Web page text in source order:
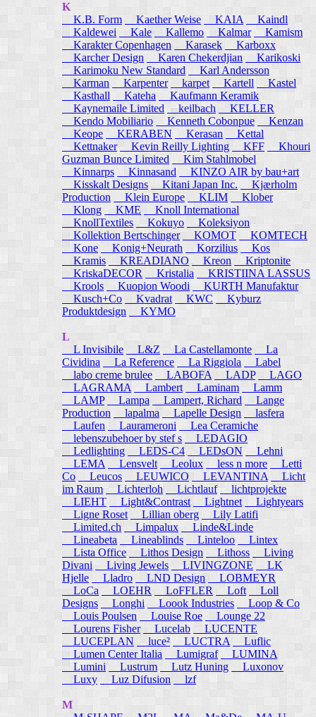
K
K.B. Form
Kaether Weise KAIA
Kaindl
Kaldewei
Kale Kallemo Kalmar
Kamism
Karakter Copenhagen
Karasek
Karboxx
Karcher Design
Karen Chekerdjian
Karikoski
Karimoku New Standard
Karl Andersson
Karman
Karpenter karpet Kartell
Kastel
Kasthall
Kateha
Kaufmann Keramik
Kaynemaile Limited keilbach
KELLER
Kendo Mobiliario
Kenneth Cobonpue
Kenzan
Keope
KERABEN Kerasan
Kettal
Kettnaker Kevin Reilly Lighting KFF
Khouri
Guzman Bunce Limited
Kim Stahlmobel
Kinnarps
Kinnasand
KINZO AIR by bau+art
Kisskalt Designs
Kitani Japan Inc.
Kjærholm
Production
Klein Europe KLIM
Klober
Klong
KME
Knoll International
KnollTextiles
Kokuyo
Koleksiyon
Kollektion Bertschinger KOMOT
KOMTECH
Kone
Konig+Neurath Korzilius
Kos
Kramis
KREADIANO Kreon
Kriptonite
KriskaDECOR
Kristalia
KRISTIINA LASSUS
Krools
Kuopion Woodi
KURTH Manufaktur
Kusch+Co
Kvadrat KWC
Kyburz
Produktdesign
KYMO
L
L Invisibile
L&Z La Castellamonte
La
Cividina
La Reference La Riggiola
Label
labo creme brulee
LABOFA LADP
LAGO
LAGRAMA
Lambert Laminam
Lamm
LAMP
Lampa Lampert, Richard
Lange
Production
lapalma Lapelle Design
lasfera
Laufen
Laurameroni
Lea Ceramiche
lebenszubehoer by stef s
LEDAGIO
Ledlighting
LEDS-C4 LEDsON
Lehni
LEMA
Lensvelt Leolux less n more
Letti
Co
Leucos LEUWICO LEVANTINA
Licht
im Raum
Lichterloh Lichtlauf lichtprojekte
LIEHT
Light&Contrast Lightnet
Lightyears
Ligne Roset
Lillian oberg
Lily Latifi
Limited.ch
Limpalux
Linde&Linde
Lineabeta
Lineablinds Linteloo
Lintex
Lista Office Lithos Design Lithoss
Living
Divani
Living Jewels LIVINGZONE
LK
Hjelle
Lladro LND Design
LOBMEYR
LoCa
LOEHR LoFFLER Loft
Loll
Designs
Longhi Loook Industries
Loop & Co
Louis Poulsen
Louise Roe
Lounge 22
Lourens Fisher
Lucelab
LUCENTE
LUCEPLAN
luce² LUCTRA
Luflic
Lumen Center Italia
Lumigraf
LUMINA
Lumini
Lustrum Lutz Huning
Luxonov
Luxy
Luz Difusion lzf
M